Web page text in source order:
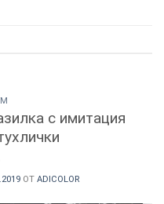
с имитация
ОТ ADICOLOR